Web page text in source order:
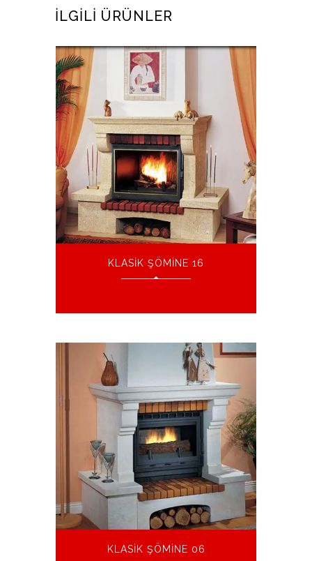
İLGILI ÜRÜNLER
KLASIK ŞÖMINE 16
KLASIK ŞÖMINE 06